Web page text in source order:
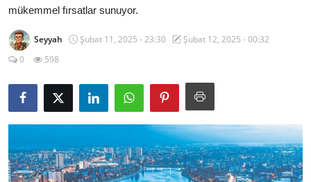
Konaklama & Otel
Aile & Çocukla Tatil
Hafta Sonu & Günübirlik
mükemmel fırsatlar sunuyor.
Seyyah Şubat 11, 2025 - 23:30
Şubat 12, 2025 - 00:32
0
598